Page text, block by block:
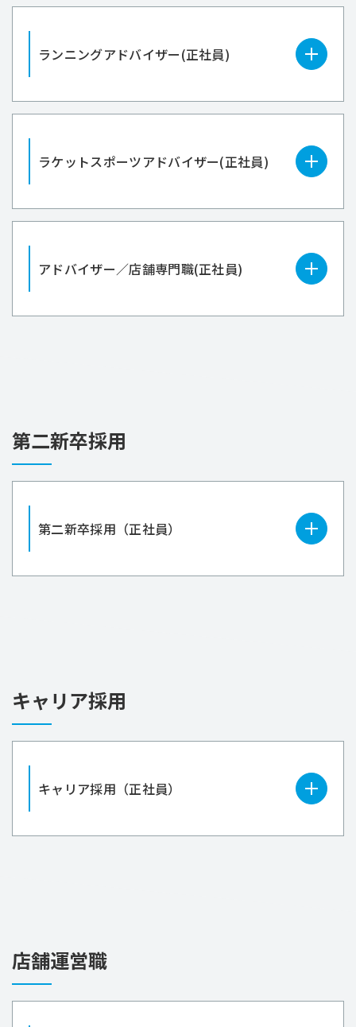
ランニングアドバイザー(正社員)
ラケットスポーツアドバイザー(正社員)
アドバイザー／店舗専門職(正社員)
第二新卒採用
第二新卒採用（正社員）
キャリア採用
キャリア採用（正社員）
店舗運営職